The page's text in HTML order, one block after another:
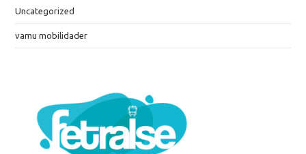
Uncategorized
vamu mobilidader